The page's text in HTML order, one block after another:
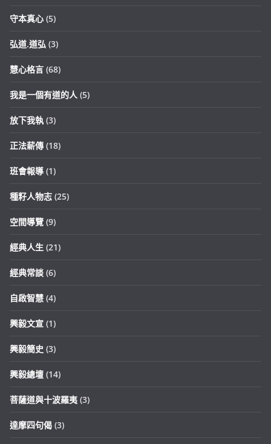
守本真心 (5)
弘道.道弘 (3)
慧心格言 (68)
我是一個有道的人 (5)
放下我執 (3)
正法薪傳 (18)
班會報導 (1)
種籽人物志 (25)
空間導覽 (9)
經典人生 (21)
經典常談 (6)
自啟智慧 (4)
興毅文宣 (1)
興毅簡史 (3)
興毅總壇 (14)
菩薩道與十波羅夷 (3)
達摩四句偈 (3)